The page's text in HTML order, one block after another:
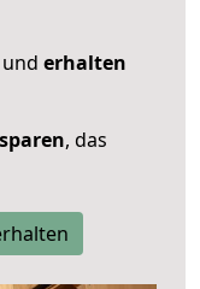
erhalten
, das